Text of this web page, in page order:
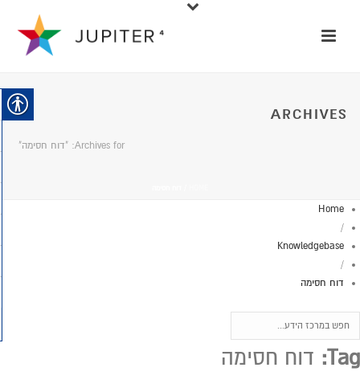
ARCHIVES
Archives for: "דוח חסימה"
Home
/
Knowledgebase
/
דוח חסימה
Tag: דוח חסימה